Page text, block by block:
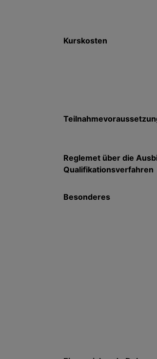
Kurskosten
Reglemet über die
Qualifikationsverfahren
Besonderes